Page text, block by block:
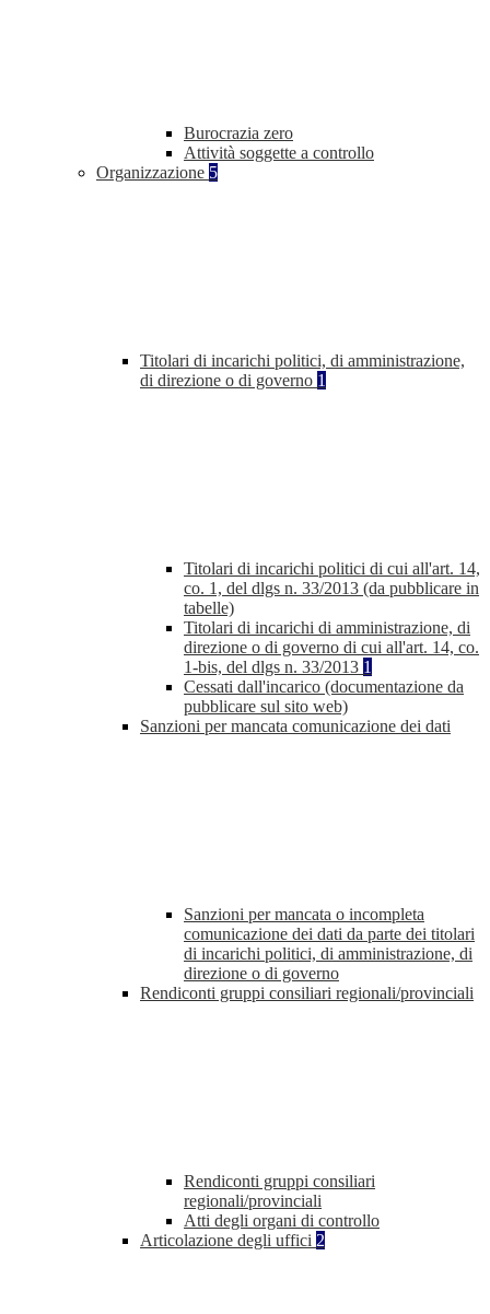
Burocrazia zero
Attività soggette a controllo
Organizzazione 5
Titolari di incarichi politici, di amministrazione,
di direzione o di governo 1
Titolari di incarichi politici di cui all'art. 14,
co. 1, del dlgs n. 33/2013 (da pubblicare in
tabelle)
Titolari di incarichi di amministrazione, di
direzione o di governo di cui all'art. 14, co.
1-bis, del dlgs n. 33/2013 1
Cessati dall'incarico (documentazione da
pubblicare sul sito web)
Sanzioni per mancata comunicazione dei dati
Sanzioni per mancata o incompleta
comunicazione dei dati da parte dei titolari
di incarichi politici, di amministrazione, di
direzione o di governo
Rendiconti gruppi consiliari regionali/provinciali
Rendiconti gruppi consiliari
regionali/provinciali
Atti degli organi di controllo
Articolazione degli uffici 2